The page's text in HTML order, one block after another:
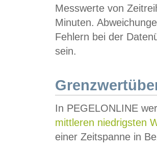
Messwerte von
Minuten.
Fehlern bei der
sein.
In PEGELONLINE
mittleren niedrigsten
einer Zeitspanne in